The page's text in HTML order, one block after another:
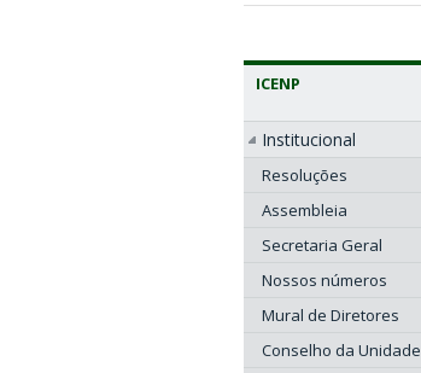
ICENP
Institucional
Resoluções
Assembleia
Secretaria Geral
Nossos números
Mural de Diretores
Conselho da Unidade